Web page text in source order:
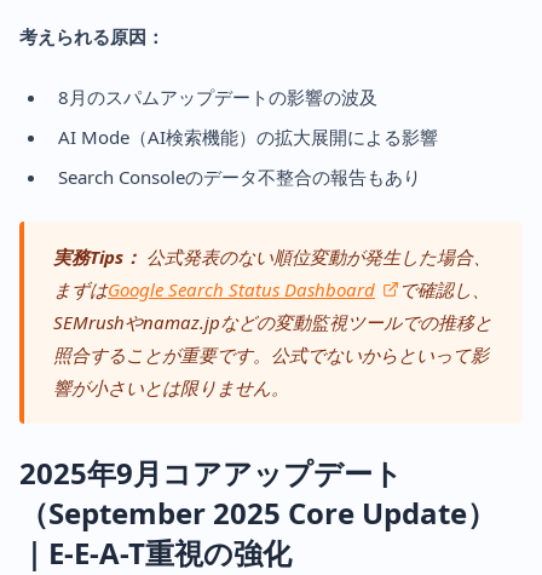
考えられる原因：
8月のスパムアップデートの影響の波及
AI Mode（AI検索機能）の拡大展開による影響
Search Consoleのデータ不整合の報告もあり
実務Tips： 公式発表のない順位変動が発生した場合、
まずはGoogle Search Status Dashboard
で確認し、
SEMrushやnamaz.jpなどの変動監視ツールでの推移と
照合することが重要です。公式でないからといって影
響が小さいとは限りません。
2025年9月コアアップデート
（September 2025 Core Update）
｜E-E-A-T重視の強化